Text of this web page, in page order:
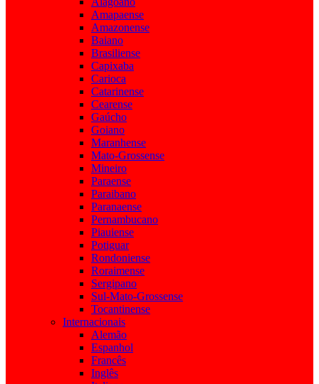
Amapaense
Amazonense
Baiano
Brasiliense
Capixaba
Carioca
Catarinense
Cearense
Gaúcho
Goiano
Maranhense
Mato-Grossense
Mineiro
Paraense
Paraibano
Paranaense
Pernambucano
Piauiense
Potiguar
Rondoniense
Roraimense
Sergipano
Sul-Mato-Grossense
Tocantinense
Internacionais
Alemão
Espanhol
Francês
Inglês